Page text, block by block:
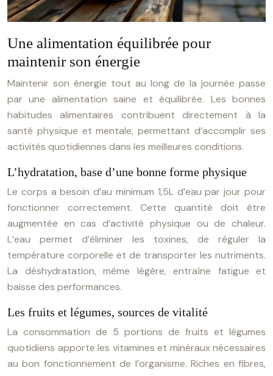
Une alimentation équilibrée pour
maintenir son énergie
Maintenir son énergie tout au long de la journée passe
par une alimentation saine et équilibrée. Les bonnes
habitudes alimentaires contribuent directement à la
santé physique et mentale, permettant d’accomplir ses
activités quotidiennes dans les meilleures conditions.
L’hydratation, base d’une bonne forme physique
Le corps a besoin d’au minimum 1,5L d’eau par jour pour
fonctionner correctement. Cette quantité doit être
augmentée en cas d’activité physique ou de chaleur.
L’eau permet d’éliminer les toxines, de réguler la
température corporelle et de transporter les nutriments.
La déshydratation, même légère, entraîne fatigue et
baisse des performances.
Les fruits et légumes, sources de vitalité
La consommation de 5 portions de fruits et légumes
quotidiens apporte les vitamines et minéraux nécessaires
au bon fonctionnement de l’organisme. Riches en fibres,